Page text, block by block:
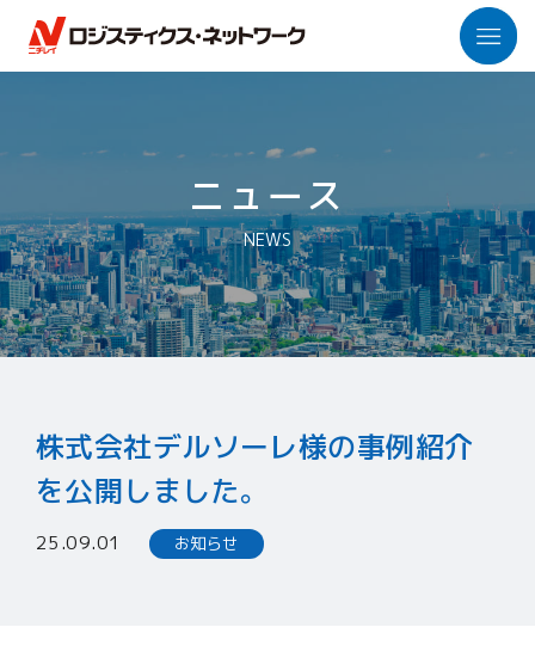
「ロジネット」とは
トップメッセージ
私たちの強み
数字で見るロジネット
社会課題への取り組み
ニチレイグループ各社
事業紹介
リテール事業
ニュース
NEWS
株式会社デルソーレ様の事例紹介
を公開しました。
25.09.01 お知らせ